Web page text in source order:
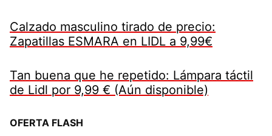
Calzado masculino tirado de precio:
Zapatillas ESMARA en LIDL a 9,99€
Tan buena que he repetido: Lámpara táctil
de Lidl por 9,99 € (Aún disponible)
OFERTA FLASH